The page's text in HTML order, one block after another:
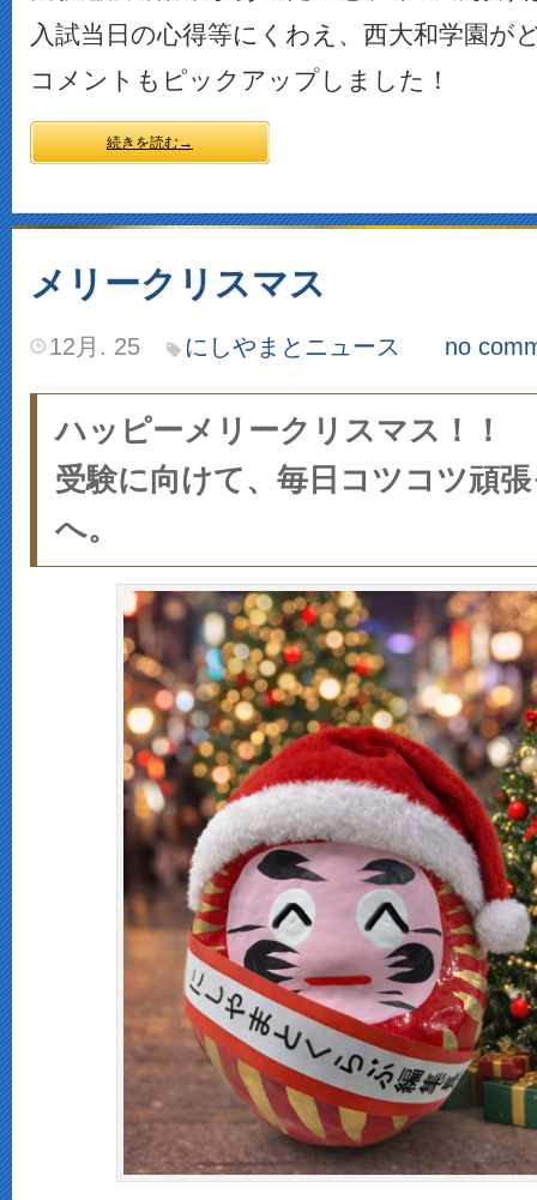
入試当日の心得等にくわえ、西大和学園が
コメントもピックアップしました！
続きを読む→
メリークリスマス
12月. 25 にしやまとニュース no
ハッピーメリークリスマス！！
受験に向けて、毎日コツコツ頑
へ。